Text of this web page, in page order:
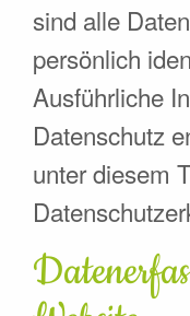
sind alle
persönlich
Ausführliche
Datenschutz
unter diesem